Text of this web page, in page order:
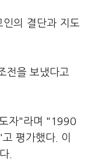
의 결단과 지도
전을 보냈다고
자"라며 "1990
평가했다. 이
.